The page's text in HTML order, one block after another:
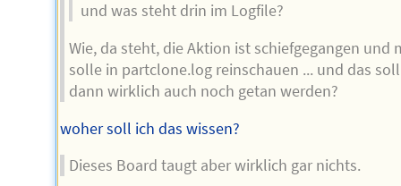
und was steht drin im Logfile?
Wie, da steht, die Aktion ist schiefgegangen und
solle in partclone.log reinschauen ... und das soll
dann wirklich auch noch getan werden?
woher soll ich das wissen?
Dieses Board taugt aber wirklich gar nichts.